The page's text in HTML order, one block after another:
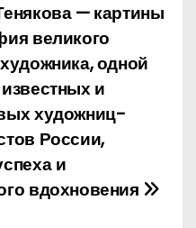
— картины
великого
одной
и
художниц-
России,
и
вдохновения